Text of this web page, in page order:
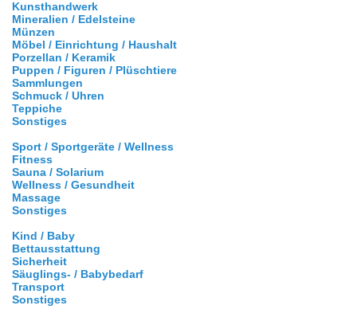
Kunsthandwerk
Mineralien / Edelsteine
Münzen
Möbel / Einrichtung / Haushalt
Porzellan / Keramik
Puppen / Figuren / Plüschtiere
Sammlungen
Schmuck / Uhren
Teppiche
Sonstiges
Sport / Sportgeräte / Wellness
Fitness
Sauna / Solarium
Wellness / Gesundheit
Massage
Sonstiges
Kind / Baby
Bettausstattung
Sicherheit
Säuglings- / Babybedarf
Transport
Sonstiges